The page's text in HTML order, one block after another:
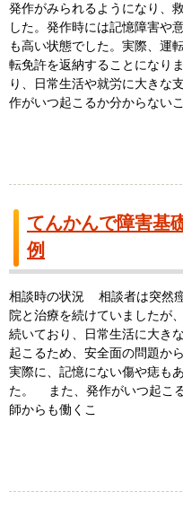
発作がみられるようになり、
した。発作時には記憶障害や
も高い状態でした。実際、運
転免許を返納することになり
り、日常生活や就労に大き
作がいつ起こるか分からない
てんかんで障害基
例
相談時の状況 相談者は突然
院と治療を続けていましたが
続いており、日常生活に大き
起こるため、安全面の問題か
実際に、記憶にない傷や痣も
た。 また、発作がいつ起こ
師からも働くこ